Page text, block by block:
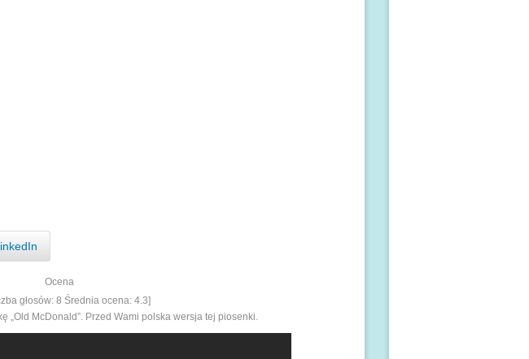
Ocena
głosów: 8 Średnia ocena: 4.3]
McDonald”. Przed Wami polska wersja tej piosenki.